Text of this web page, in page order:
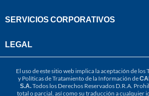
SERVICIOS CORPORATIVOS
LEGAL
El uso de este sitio web implica la aceptación de los
y Políticas de Tratamiento de la Información de
S.A.Todos los Derechos Reservados D.R.A.
total o parcial, así como su traducción a cualquier